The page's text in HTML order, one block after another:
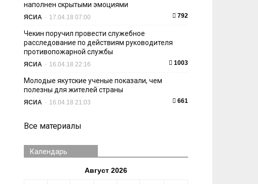
наполнен скрытыми эмоциями
ЯСИА - 17.04.18 07:00 792
Чекин поручил провести служебное
расследование по действиям руководителя
противопожарной службы
ЯСИА - 16.04.18 22:16 1003
Молодые якутские ученые показали, чем
полезны для жителей страны
ЯСИА - 16.04.18 21:03 661
Все материалы
Календарь
Август 2026